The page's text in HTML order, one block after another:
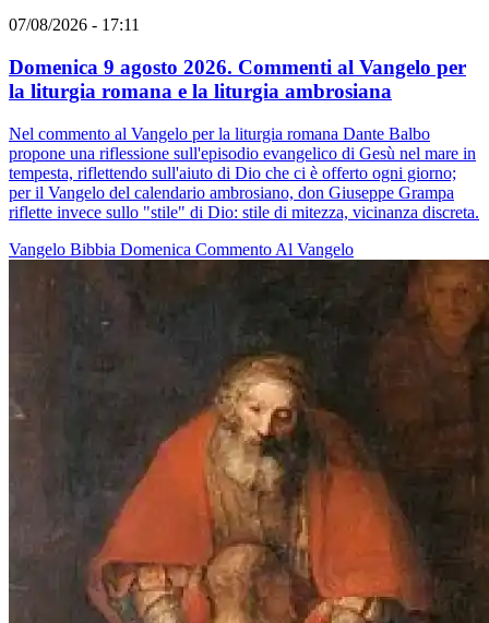
07/08/2026 - 17:11
Domenica 9 agosto 2026. Commenti al Vangelo per
la liturgia romana e la liturgia ambrosiana
Nel commento al Vangelo per la liturgia romana Dante Balbo
propone una riflessione sull'episodio evangelico di Gesù nel mare in
tempesta, riflettendo sull'aiuto di Dio che ci è offerto ogni giorno;
per il Vangelo del calendario ambrosiano, don Giuseppe Grampa
riflette invece sullo "stile" di Dio: stile di mitezza, vicinanza discreta.
Vangelo Bibbia Domenica Commento Al Vangelo